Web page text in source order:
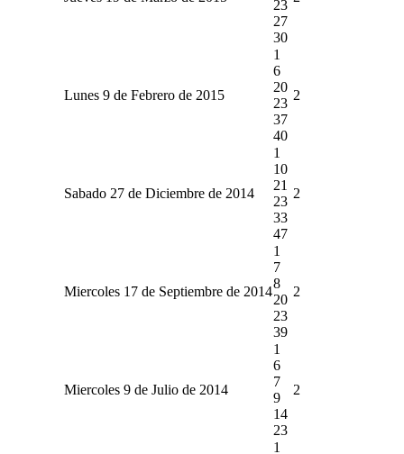
23
27
30
Lunes 9 de Febrero de 2015
1
6
20
23
37
40
2
Sabado 27 de Diciembre de 2014
1
10
21
23
33
47
2
Miercoles 17 de Septiembre de 2014
1
7
8
20
23
39
2
Miercoles 9 de Julio de 2014
1
6
7
9
14
23
2
1